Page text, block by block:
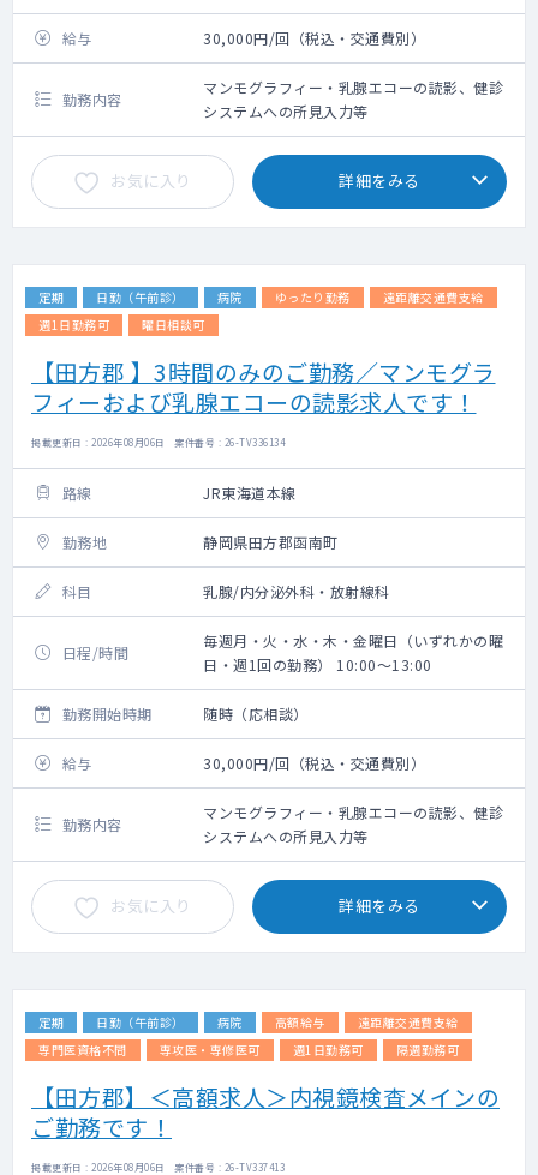
給与 30,000円/回（税込・交通費別）
勤務内容
マンモグラフィー・乳腺エコーの読影、健診
システムへの所見入力等
お気に入り 詳細をみる
定期 日勤（午前診） 病院 ゆったり勤務
遠距離交通費支給
週1日勤務可
曜日相談可
【田方郡 】3時間のみのご勤務／マンモグラ
フィーおよび乳腺エコーの読影求人です！
掲載更新日 : 2026年08月06日 案件番号 : 26-TV336134
路線 JR東海道本線
勤務地 静岡県田方郡函南町
科目 乳腺/内分泌外科・放射線科
日程/時間
毎週月・火・水・木・金曜日（いずれかの曜
日・週1回の勤務） 10:00～13:00
勤務開始時期 随時（応相談）
給与 30,000円/回（税込・交通費別）
勤務内容
マンモグラフィー・乳腺エコーの読影、健診
システムへの所見入力等
お気に入り 詳細をみる
定期 日勤（午前診） 病院 高額給与
遠距離交通費支給
専門医資格不問
専攻医・専修医可 週1日勤務可 隔週勤務可
【田方郡】＜高額求人＞内視鏡検査メインの
ご勤務です！
掲載更新日 : 2026年08月06日 案件番号 : 26-TV337413